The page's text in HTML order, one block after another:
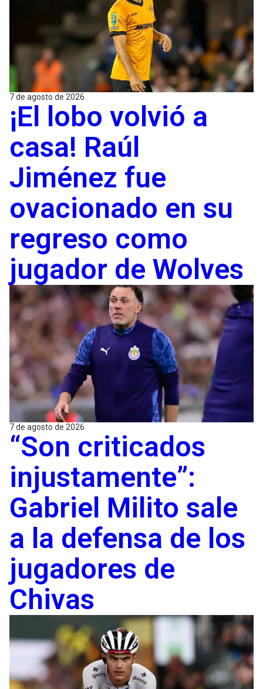
7 de agosto de 2026
¡El lobo volvió a
casa! Raúl
Jiménez fue
ovacionado en su
regreso como
jugador de Wolves
7 de agosto de 2026
“Son criticados
injustamente”:
Gabriel Milito sale
a la defensa de los
jugadores de
Chivas